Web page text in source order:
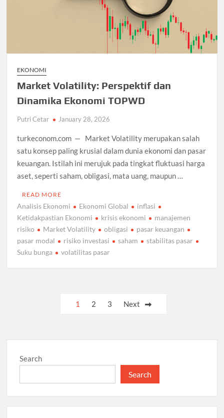
EKONOMI
Market Volatility: Perspektif dan
Dinamika Ekonomi TOPWD
Putri Cetar January 28, 2026
turkeconom.com — Market Volatility merupakan salah
satu konsep paling krusial dalam dunia ekonomi dan pasar
keuangan. Istilah ini merujuk pada tingkat fluktuasi harga
aset, seperti saham, obligasi, mata uang, maupun …
READ MORE
Analisis Ekonomi Ekonomi Global
inflasi
Ketidakpastian Ekonomi
krisis ekonomi
manajemen
risiko
Market Volatility obligasi
pasar keuangan
pasar modal
risiko investasi saham
stabilitas pasar
Suku bunga
volatilitas pasar
1 2 3 Next
Search
Search